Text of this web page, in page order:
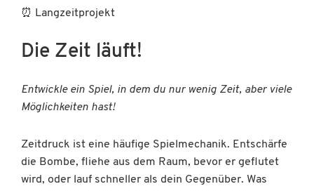
⏰ Langzeitprojekt
Die Zeit läuft!
Entwickle ein Spiel, in dem du nur wenig Zeit, aber viele
Möglichkeiten hast!
Zeitdruck ist eine häufige Spielmechanik. Entschärfe
die Bombe, fliehe aus dem Raum, bevor er geflutet
wird, oder lauf schneller als dein Gegenüber. Was